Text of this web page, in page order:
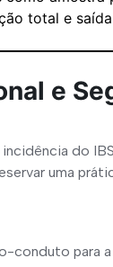
total e
e
do
uma
conduto para